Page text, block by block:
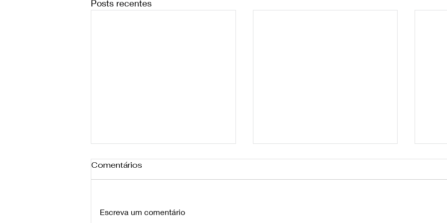
Posts recentes
Comentários
Escreva um comentário